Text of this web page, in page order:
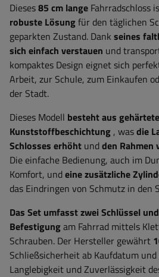
Dieses85 cm lange Fahrradschloss
robuste Lösungfür den täglichen
geparkten Zustand. Dank seines
sich einfach verstauen und
kompaktes Design eignet sich
Arbeit, zur Schule, zum Einkaufen
der Stadt.
Dieses Modell besteht aus
Kunststoffbeschichtung , wasdie
Schlosses erhöht undden Rahmen
Die einfache Bedienung, auch im
Komfort, undeine zusätzliche
das Eindringen von Schmutz in den
Das Set umfasst zwei Schlüssel
Befestigungam Fahrrad mittels
Schrauben. Der Hersteller gewährt
Schließsicherheit ab Kaufdatum
Langlebigkeit und Zuverlässigkeit